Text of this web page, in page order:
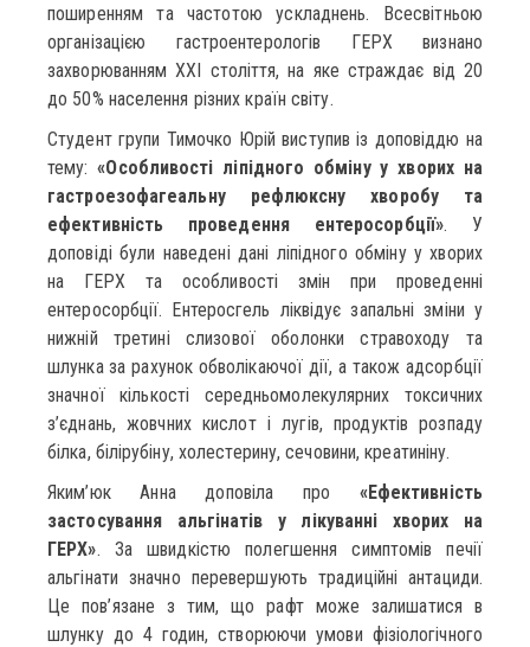
поширенням та частотою ускладнень. Всесвітньою
організацією гастроентерологів ГЕРХ визнано
захворюванням ХХІ століття, на яке страждає від 20
до 50% населення різних країн світу.
Студент групи Тимочко Юрій виступив із доповіддю на
тему:«Особливості ліпідного обміну у хворих на
гастроезофагеальну рефлюксну хворобу та
ефективність проведення ентеросорбції». У
доповіді були наведені дані ліпідного обміну у хворих
на ГЕРХ та особливості змін при проведенні
ентеросорбції. Ентеросгель ліквідує запальні зміни у
нижній третині слизової оболонки стравоходу та
шлунка за рахунок обволікаючої дії, а також адсорбції
значної кількості середньомолекулярних токсичних
з’єднань, жовчних кислот і лугів, продуктів розпаду
білка, білірубіну, холестерину, сечовини, креатиніну.
Яким’юк Анна доповіла про «Ефективність
застосування альгінатів у лікуванні хворих на
ГЕРХ». За швидкістю полегшення симптомів печії
альгінати значно перевершують традиційні антациди.
Це пов’язане з тим, що рафт може залишатися в
шлунку до 4 годин, створюючи умови фізіологічного